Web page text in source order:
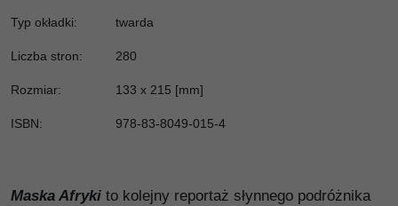
Typ okładki: twarda
Liczba stron: 280
Rozmiar: 133 x 215 [mm]
ISBN: 978-83-8049-015-4
Maska Afryki to kolejny reportaż słynnego podróżnika